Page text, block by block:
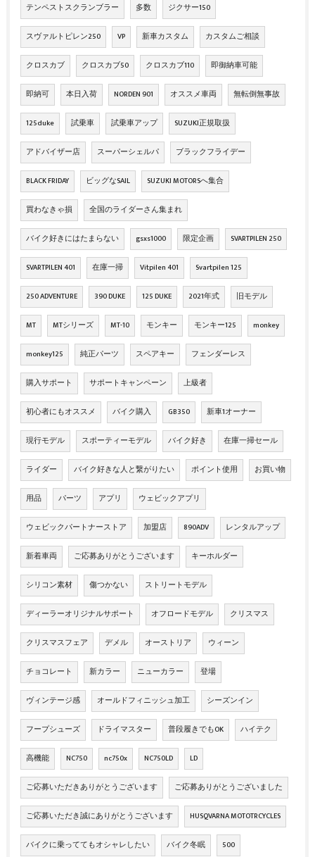
テンペストスクランブラー 多数 ジクサー150
スヴァルトピレン250 VP 新車カスタム カスタムご相談
クロスカブ クロスカブ50 クロスカブ110 即御納車可能
即納可 本日入荷 NORDEN 901 オススメ車両 無転倒無事故
125duke 試乗車 試乗車アップ SUZUKI正規取扱
アドバイザー店 スーパーシェルパ ブラックフライデー
BLACK FRIDAY ビッグなSAIL SUZUKI MOTORSへ集合
買わなきゃ損 全国のライダーさん集まれ
バイク好きにはたまらない gsxs1000 限定企画 SVARTPILEN 250
SVARTPILEN 401 在庫一掃 Vitpilen 401 Svartpilen 125
250 ADVENTURE 390 DUKE 125 DUKE 2021年式 旧モデル
MT MTシリーズ MT-10 モンキー モンキー125 monkey
monkey125 純正パーツ スペアキー フェンダーレス
購入サポート サポートキャンペーン 上級者
初心者にもオススメ バイク購入 GB350 新車1オーナー
現行モデル スポーティーモデル バイク好き 在庫一掃セール
ライダー バイク好きな人と繋がりたい ポイント使用 お買い物
用品 パーツ アプリ ウェビックアプリ
ウェビックパートナーストア 加盟店 890ADV レンタルアップ
新着車両 ご応募ありがとうございます キーホルダー
シリコン素材 傷つかない ストリートモデル
ディーラーオリジナルサポート オフロードモデル クリスマス
クリスマスフェア デメル オーストリア ウィーン
チョコレート 新カラー ニューカラー 登場
ヴィンテージ感 オールドフィニッシュ加工 シーズンイン
フープシューズ ドライマスター 普段履きでもOK ハイテク
高機能 NC750 nc750x NC750LD LD
ご応募いただきありがとうございます ご応募ありがとうございました
ご応募いただき誠にありがとうございます HUSQVARNA MOTOTRCYCLES
バイクに乗っててもオシャレしたい バイク冬眠 500